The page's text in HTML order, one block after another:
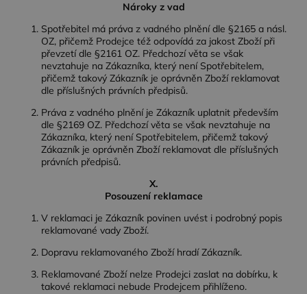
Nároky z vad
Spotřebitel má práva z vadného plnění dle §2165 a násl.
OZ, přičemž Prodejce též odpovídá za jakost Zboží při
převzetí dle §2161 OZ. Předchozí věta se však
nevztahuje na Zákazníka, který není Spotřebitelem,
přičemž takový Zákazník je oprávněn Zboží reklamovat
dle příslušných právních předpisů.
Práva z vadného plnění je Zákazník uplatnit především
dle §2169 OZ. Předchozí věta se však nevztahuje na
Zákazníka, který není Spotřebitelem, přičemž takový
Zákazník je oprávněn Zboží reklamovat dle příslušných
právních předpisů.
X.
Posouzení reklamace
V reklamaci je Zákazník povinen uvést i podrobný popis
reklamované vady Zboží.
Dopravu reklamovaného Zboží hradí Zákazník.
Reklamované Zboží nelze Prodejci zaslat na dobírku, k
takové reklamaci nebude Prodejcem přihlíženo.
kampaních pro
analytické
přehledy webů.
_ga_BBNS5JBV9R
.dessinatelier.cz
1 rok
1
měsíc
Tento soubor
cookie používá
Google Analytics
kterou
koncový
uživatel
mohl vidět
před
návštěvou
_gcl_au
Google LLC
.dessinatelier.cz
2
měsíce
4
týdny
Tento
soubor
cookie
nastavuje
společnost
uživatel
používá
jakoukoli
kterou
koncový
uživatel